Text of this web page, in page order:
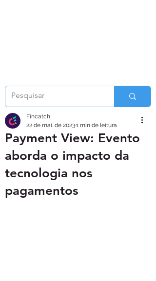
Payment View: Evento
aborda o impacto da
tecnologia nos
pagamentos
Fincatch
22 de mai. de 20231 min de leitura